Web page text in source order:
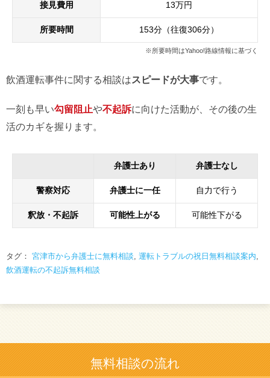
接見費用 13万円
所要時間 153分（往復306分）
※所要時間はYahoo!路線情報に基づく
飲酒運転事件に関する相談はスピードが大事です。
一刻も早い勾留阻止や不起訴に向けた活動が、その後の生
活のカギを握ります。
弁護士あり 弁護士なし
警察対応 弁護士に一任 自力で行う
釈放・不起訴 可能性上がる 可能性下がる
タグ： 宮津市から弁護士に無料相談, 運転トラブルの祝日無料相談案内,
飲酒運転の不起訴無料相談
無料相談の流れ